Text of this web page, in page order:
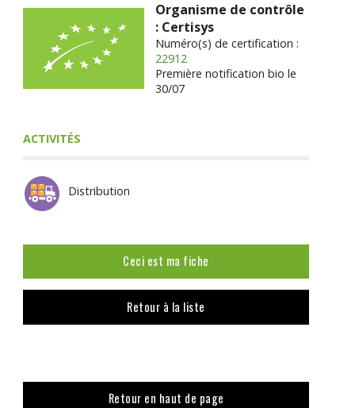
Organisme de contrôle
: Certisys
Numéro(s) de certification :
22912
Première notification bio le
30/07
ACTIVITÉS
Distribution
Ceci est ma fiche
Retour à la liste
Retour en haut de page